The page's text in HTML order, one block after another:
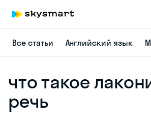
Все статьи Английский язык
что такое
речь